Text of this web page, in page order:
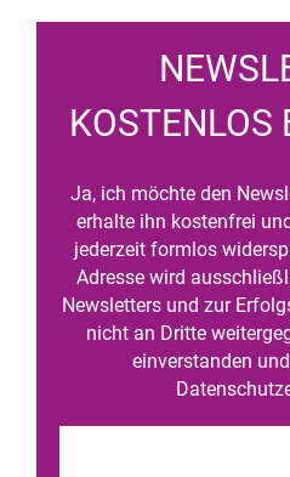
KOSTENLOS
Ja, ich möchte den
erhalte ihn kostenfrei
jederzeit formlos
Adresse wird
Newsletters und zur
nicht an Dritte
einverstanden